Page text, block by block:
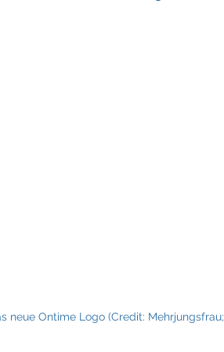
neue Ontime Logo (Credit: